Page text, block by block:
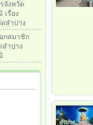
จังหวัด
เรื่อง
ลำปาง
กสมาชิก
ลำปาง